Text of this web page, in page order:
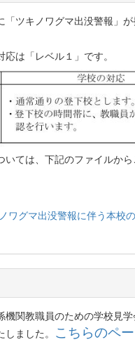
「ツキノワグマ出没警報」
は「レベル１」です。
いては、下記のファイルから
ワグマ出没警報に伴う本校
機関教職員のための学校見
ました。
こちらのペ